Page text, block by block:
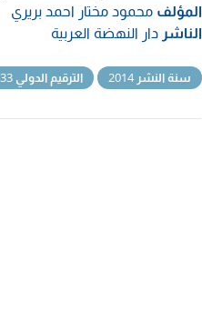
المؤلف محمود مختار احمد بريري
الناشر دار النهضة العربية
سنة النشر الترقيم الدولي